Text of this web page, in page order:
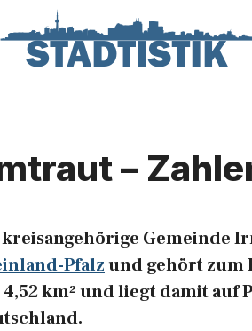
–
Gemeinde
Pfalzund gehört zum
4,52 km² und liegt damit auf